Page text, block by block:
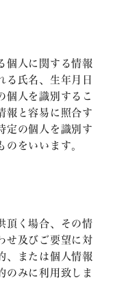
個人に関する情報
る氏名、生年月日
個人を識別するこ
報と容易に照合す
定の個人を識別す
のをいいます。
頂く場合、その情
せ及びご要望に対
、または個人情報
のみに利用致しま